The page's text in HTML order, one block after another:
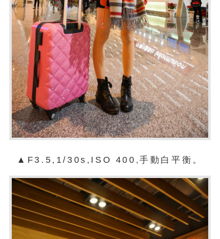
▲F3.5,1/30s,ISO 400 ,手動白平衡。